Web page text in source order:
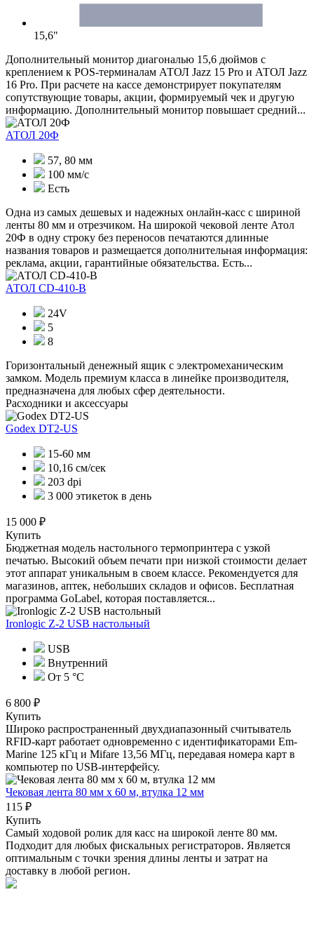
15,6"
Дополнительный монитор диагональю 15,6 дюймов с
креплением к POS-терминалам АТОЛ Jazz 15 Pro и АТОЛ Jazz
16 Pro. При расчете на кассе демонстрирует покупателям
сопутствующие товары, акции, формируемый чек и другую
информацию. Дополнительный монитор повышает средний...
АТОЛ 20Ф
57, 80 мм
100 мм/c
Есть
Одна из самых дешевых и надежных онлайн-касс с шириной
ленты 80 мм и отрезчиком. На широкой чековой ленте Атол
20Ф в одну строку без переносов печатаются длинные
названия товаров и размещается дополнительная информация:
реклама, акции, гарантийные обязательства. Есть...
АТОЛ CD-410-В
24V
5
8
Горизонтальный денежный ящик с электромеханическим
замком. Модель премиум класса в линейке производителя,
предназначена для любых сфер деятельности.
Расходники и аксессуары
Godex DT2-US
15-60 мм
10,16 см/сек
203 dpi
3 000 этикеток в день
15 000 ₽
Купить
Бюджетная модель настольного термопринтера с узкой
печатью. Высокий объем печати при низкой стоимости делает
этот аппарат уникальным в своем классе. Рекомендуется для
магазинов, аптек, небольших складов и офисов. Бесплатная
программа GoLabel, которая поставляется...
Ironlogic Z-2 USB настольный
USB
Внутренний
От 5 °С
6 800 ₽
Купить
Широко распространенный двухдиапазонный считыватель
RFID-карт работает одновременно с идентификаторами Em-
Marine 125 кГц и Mifare 13,56 МГц, передавая номера карт в
компьютер по USB-интерфейсу.
Чековая лента 80 мм x 60 м, втулка 12 мм
115 ₽
Купить
Самый ходовой ролик для касс на широкой ленте 80 мм.
Подходит для любых фискальных регистраторов. Является
оптимальным с точки зрения длины ленты и затрат на
доставку в любой регион.